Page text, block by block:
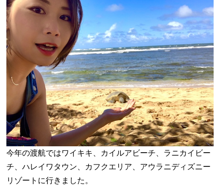
今年の渡航ではワイキキ、カイルアビーチ、ラニカイビー
チ、ハレイワタウン、カフクエリア、アウラニディズニー
リゾートに行きました。